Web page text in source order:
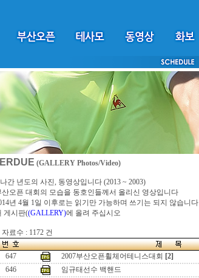
(GALLERY Photos/Video)
간 년도의 사진, 동영상입니다 (2013 ~ 2003)
산오픈 대회의 모습을 동호인들께서 올리신 영상입니다
년 4월 1일 이후로는 읽기만 가능하며 쓰기는 되지 않습니다
게시판((GALLERY)에 올려 주십시오
자료수 : 1172 건
647 2007부산오픈휠체어테니스대회 [2]
646
임규태선수 백핸드